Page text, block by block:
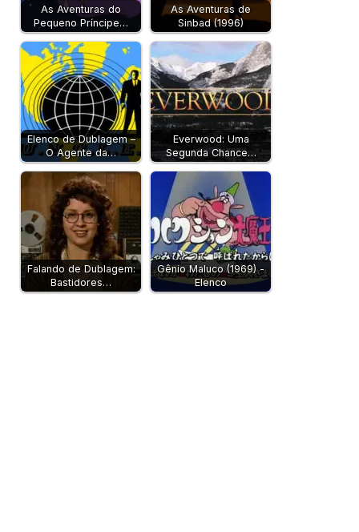
As Aventuras do
Pequeno Príncipe…
As Aventuras de
Sinbad (1996)
Elenco de Dublagem –
O Agente da…
Everwood: Uma
Segunda Chance…
Falando de Dublagem:
Bastidores…
Gênio Maluco (1969) -
Elenco